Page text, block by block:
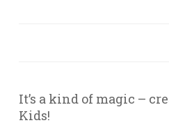
It’s a kind of magic –
Kids!